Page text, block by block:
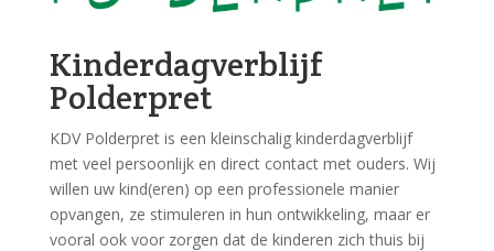
Kinderdagverblijf
Polderpret
KDV Polderpret is een kleinschalig kinderdagverblijf
met veel persoonlijk en direct contact met ouders. Wij
willen uw kind(eren) op een professionele manier
opvangen, ze stimuleren in hun ontwikkeling, maar er
vooral ook voor zorgen dat de kinderen zich thuis bij